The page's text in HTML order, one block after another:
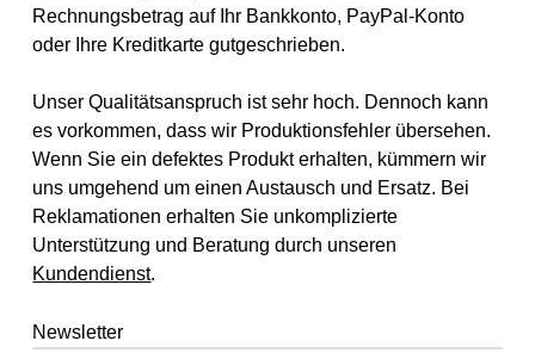
Rechnungsbetrag auf Ihr Bankkonto, PayPal-Konto
oder Ihre Kreditkarte gutgeschrieben.
Unser Qualitätsanspruch ist sehr hoch. Dennoch kann
es vorkommen, dass wir Produktionsfehler übersehen.
Wenn Sie ein defektes Produkt erhalten, kümmern wir
uns umgehend um einen Austausch und Ersatz. Bei
Reklamationen erhalten Sie unkomplizierte
Unterstützung und Beratung durch unseren
Kundendienst.
Newsletter